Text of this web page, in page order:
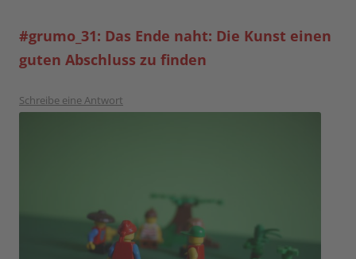
#grumo_31: Das Ende naht: Die Kunst einen
guten Abschluss zu finden
Schreibe eine Antwort